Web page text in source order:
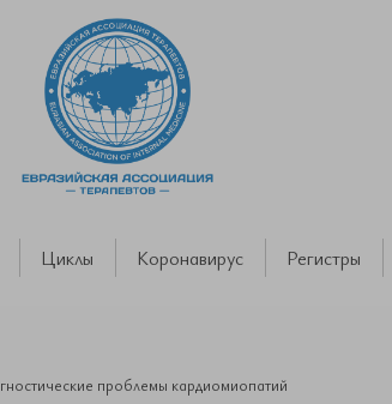
Циклы Коронавирус Регистры
проблемы кардиомиопатий